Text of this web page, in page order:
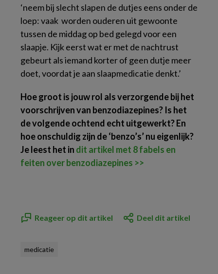
‘neem bij slecht slapen de dutjes eens onder de
loep: vaak worden ouderen uit gewoonte
tussen de middag op bed gelegd voor een
slaapje. Kijk eerst wat er met de nachtrust
gebeurt als iemand korter of geen dutje meer
doet, voordat je aan slaapmedicatie denkt.’
Hoe groot is jouw rol als verzorgende bij het
voorschrijven van benzodiazepines? Is het
de volgende ochtend echt uitgewerkt? En
hoe onschuldig zijn de ‘benzo’s’ nu eigenlijk?
Je leest het in dit artikel met 8 fabels en
feiten over benzodiazepines >>
Reageer op dit artikel Deel dit artikel
medicatie